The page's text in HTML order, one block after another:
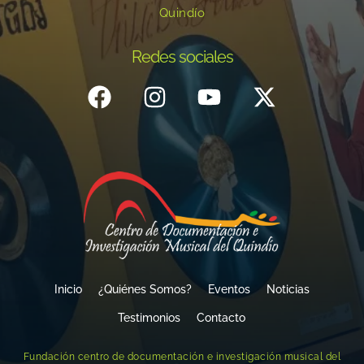
Quindío
Redes sociales
Inicio ¿Quiénes Somos? Eventos Noticias
Testimonios Contacto
Fundación centro de documentación e investigación musical del